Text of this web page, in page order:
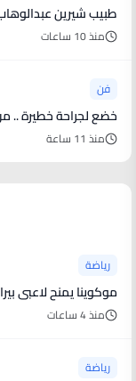
طبيب شيرين
منذ 10 ساعات
فن
خضع لجراحة خطيرة .. من هو القرطاوي رائد الفن الشعبي في المغرب؟
منذ 11 ساعة
رياضة
موكوينا يمنح لاعبى بيراميدز راحة
منذ 4 ساعات
رياضة